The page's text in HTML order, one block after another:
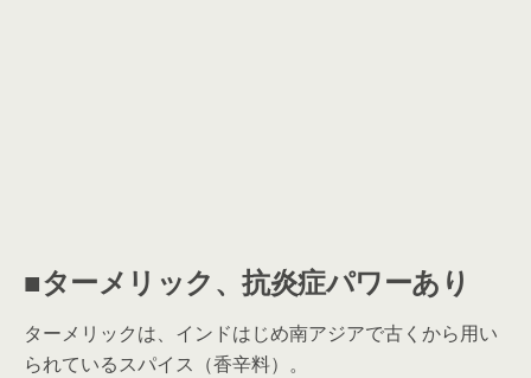
■ターメリック、抗炎症パワーあり
ターメリックは、インドはじめ南アジアで古くから用い
られているスパイス（香辛料）。